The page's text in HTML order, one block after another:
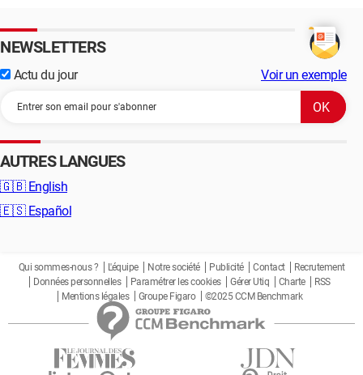
NEWSLETTERS
Actu du jour Voir un exemple
AUTRES LANGUES
🇬🇧 English
🇪🇸 Español
Qui sommes-nous ? L'équipe Notre société Publicité Contact
Recrutement
Données personnelles
Paramétrer les cookies Gérer Utiq Charte
RSS
Mentions légales
Groupe Figaro ©2025 CCM Benchmark